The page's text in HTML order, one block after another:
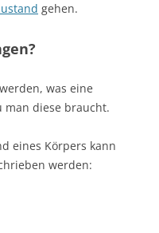
gehen.
was eine
man diese braucht.
eines Körpers kann
werden: